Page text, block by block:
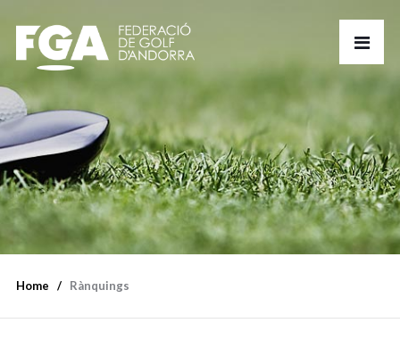
Home Rànquings